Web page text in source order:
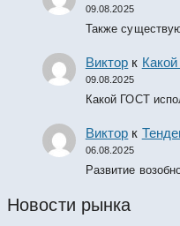
09.08.2025
Также
Виктор к
09.08.2025
Какой ГОСТ
Виктор к
06.08.2025
Развитие
Новости рынка